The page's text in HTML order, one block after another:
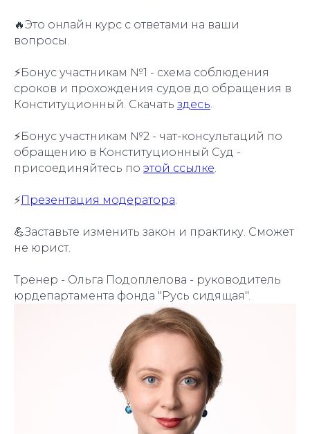
🔥Это онлайн курс с ответами на ваши
вопросы.
⚡️Бонус участникам №1 - схема соблюдения
сроков и прохождения судов до обращения в
Конституционный. Скачать здесь
⚡️Бонус участникам №2 - чат-консультаций по
обращению в Конституционный Суд -
присоединяйтесь по этой ссылке
⚡️Презентация модератора
💪Заставьте изменить закон и практику. Сможет
не юрист.
Тренер - Ольга Подоплелова - руководитель
юрдепартамента фонда "Русь сидящая".